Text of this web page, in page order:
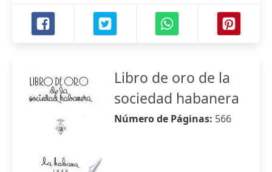
Libro de oro de la
sociedad habanera
Número de Páginas: 566